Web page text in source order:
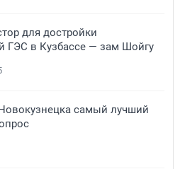
для достройки
ГЭС в Кузбассе — зам Шойгу
самый лучший